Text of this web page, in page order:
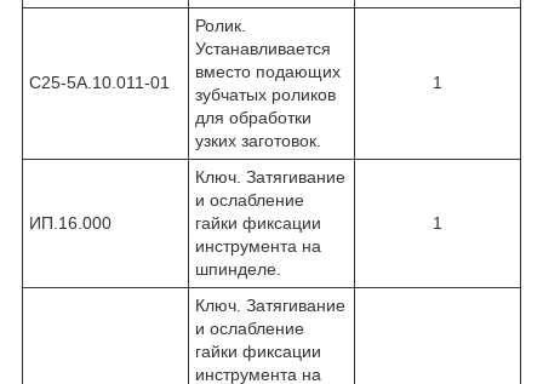
С25-5А.10.011-01
Ролик.
Устанавливается
вместо подающих
зубчатых роликов
для обработки
узких заготовок.
1
ИП.16.000
Ключ. Затягивание
и ослабление
гайки фиксации
инструмента на
шпинделе.
1
Ключ. Затягивание
и ослабление
гайки фиксации
инструмента на